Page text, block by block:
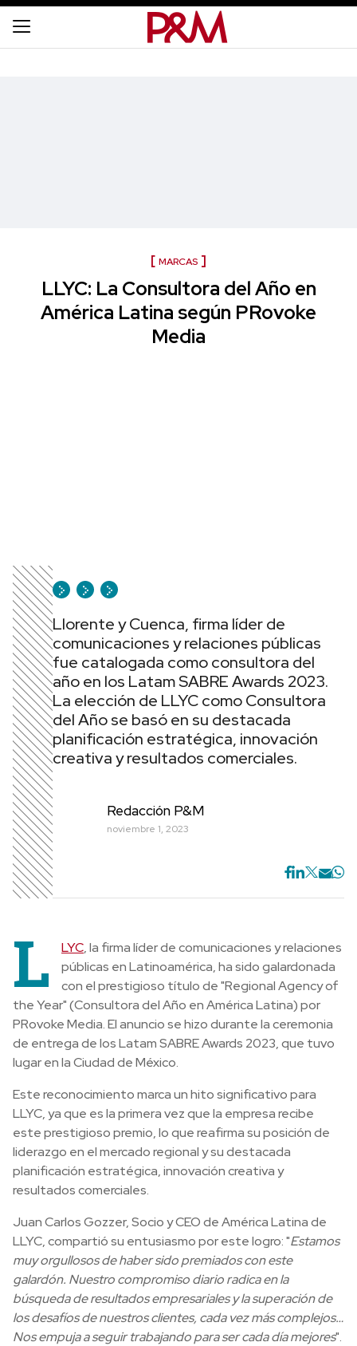
MARCAS
LLYC: La Consultora del Año en
América Latina según PRovoke
Media
Llorente y Cuenca, firma líder de
comunicaciones y relaciones públicas
fue catalogada como consultora del
año en los Latam SABRE Awards 2023.
La elección de LLYC como Consultora
del Año se basó en su destacada
planificación estratégica, innovación
creativa y resultados comerciales.
Redacción P&M
noviembre 1, 2023
L LYC, la firma líder de comunicaciones y relaciones
públicas en Latinoamérica, ha sido galardonada
con el prestigioso título de "Regional Agency of
the Year" (Consultora del Año en América Latina) por
PRovoke Media. El anuncio se hizo durante la ceremonia
de entrega de los Latam SABRE Awards 2023, que tuvo
lugar en la Ciudad de México.
Este reconocimiento marca un hito significativo para
LLYC, ya que es la primera vez que la empresa recibe
este prestigioso premio, lo que reafirma su posición de
liderazgo en el mercado regional y su destacada
planificación estratégica, innovación creativa y
resultados comerciales.
Juan Carlos Gozzer, Socio y CEO de América Latina de
LLYC, compartió su entusiasmo por este logro: "Estamos
muy orgullosos de haber sido premiados con este
galardón. Nuestro compromiso diario radica en la
búsqueda de resultados empresariales y la superación de
los desafíos de nuestros clientes, cada vez más complejos…
Nos empuja a seguir trabajando para ser cada día mejores".